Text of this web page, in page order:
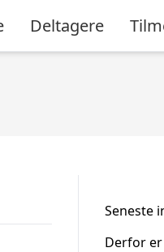
Deltagere
Seneste
Derfor